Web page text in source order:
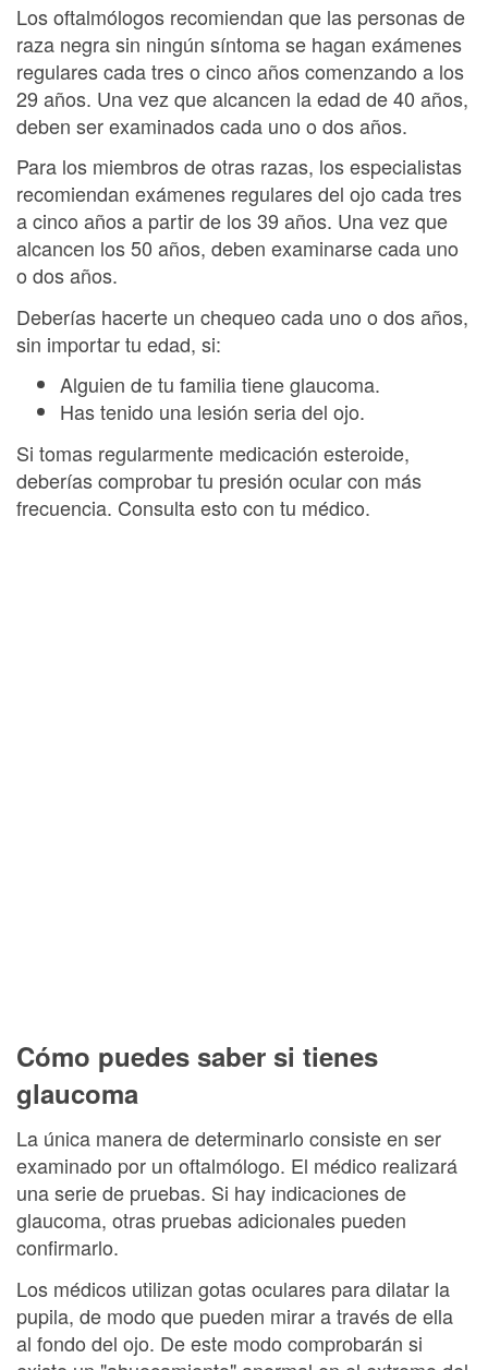
Los oftalmólogos recomiendan que las personas de
raza negra sin ningún síntoma se hagan exámenes
regulares cada tres o cinco años comenzando a los
29 años. Una vez que alcancen la edad de 40 años,
deben ser examinados cada uno o dos años.
Para los miembros de otras razas, los especialistas
recomiendan exámenes regulares del ojo cada tres
a cinco años a partir de los 39 años. Una vez que
alcancen los 50 años, deben examinarse cada uno
o dos años.
Deberías hacerte un chequeo cada uno o dos años,
sin importar tu edad, si:
Alguien de tu familia tiene glaucoma.
Has tenido una lesión seria del ojo.
Si tomas regularmente medicación esteroide,
deberías comprobar tu presión ocular con más
frecuencia. Consulta esto con tu médico.
Cómo puedes saber si tienes
glaucoma
La única manera de determinarlo consiste en ser
examinado por un oftalmólogo. El médico realizará
una serie de pruebas. Si hay indicaciones de
glaucoma, otras pruebas adicionales pueden
confirmarlo.
Los médicos utilizan gotas oculares para dilatar la
pupila, de modo que pueden mirar a través de ella
al fondo del ojo. De este modo comprobarán si